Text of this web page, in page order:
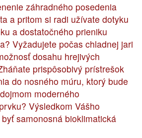
záhradného posedenia
a pritom si radi užívate dotyku
a dostatočného prieniku
Vyžadujete počas chladnej jari
dosahu hrejivých
prispôsobivý prístrešok
do nosného múru, ktorý bude
moderného
Výsledkom Vášho
samonosná bioklimatická